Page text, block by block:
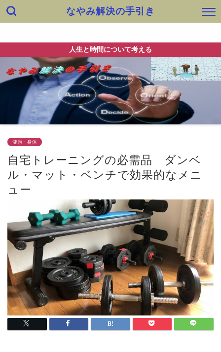
なやみ解決の手引き
人生と時間について考える
健康・身体
自宅トレーニングの必需品 ダンベ
ル・マット・ベンチで効果的なメニ
ュー